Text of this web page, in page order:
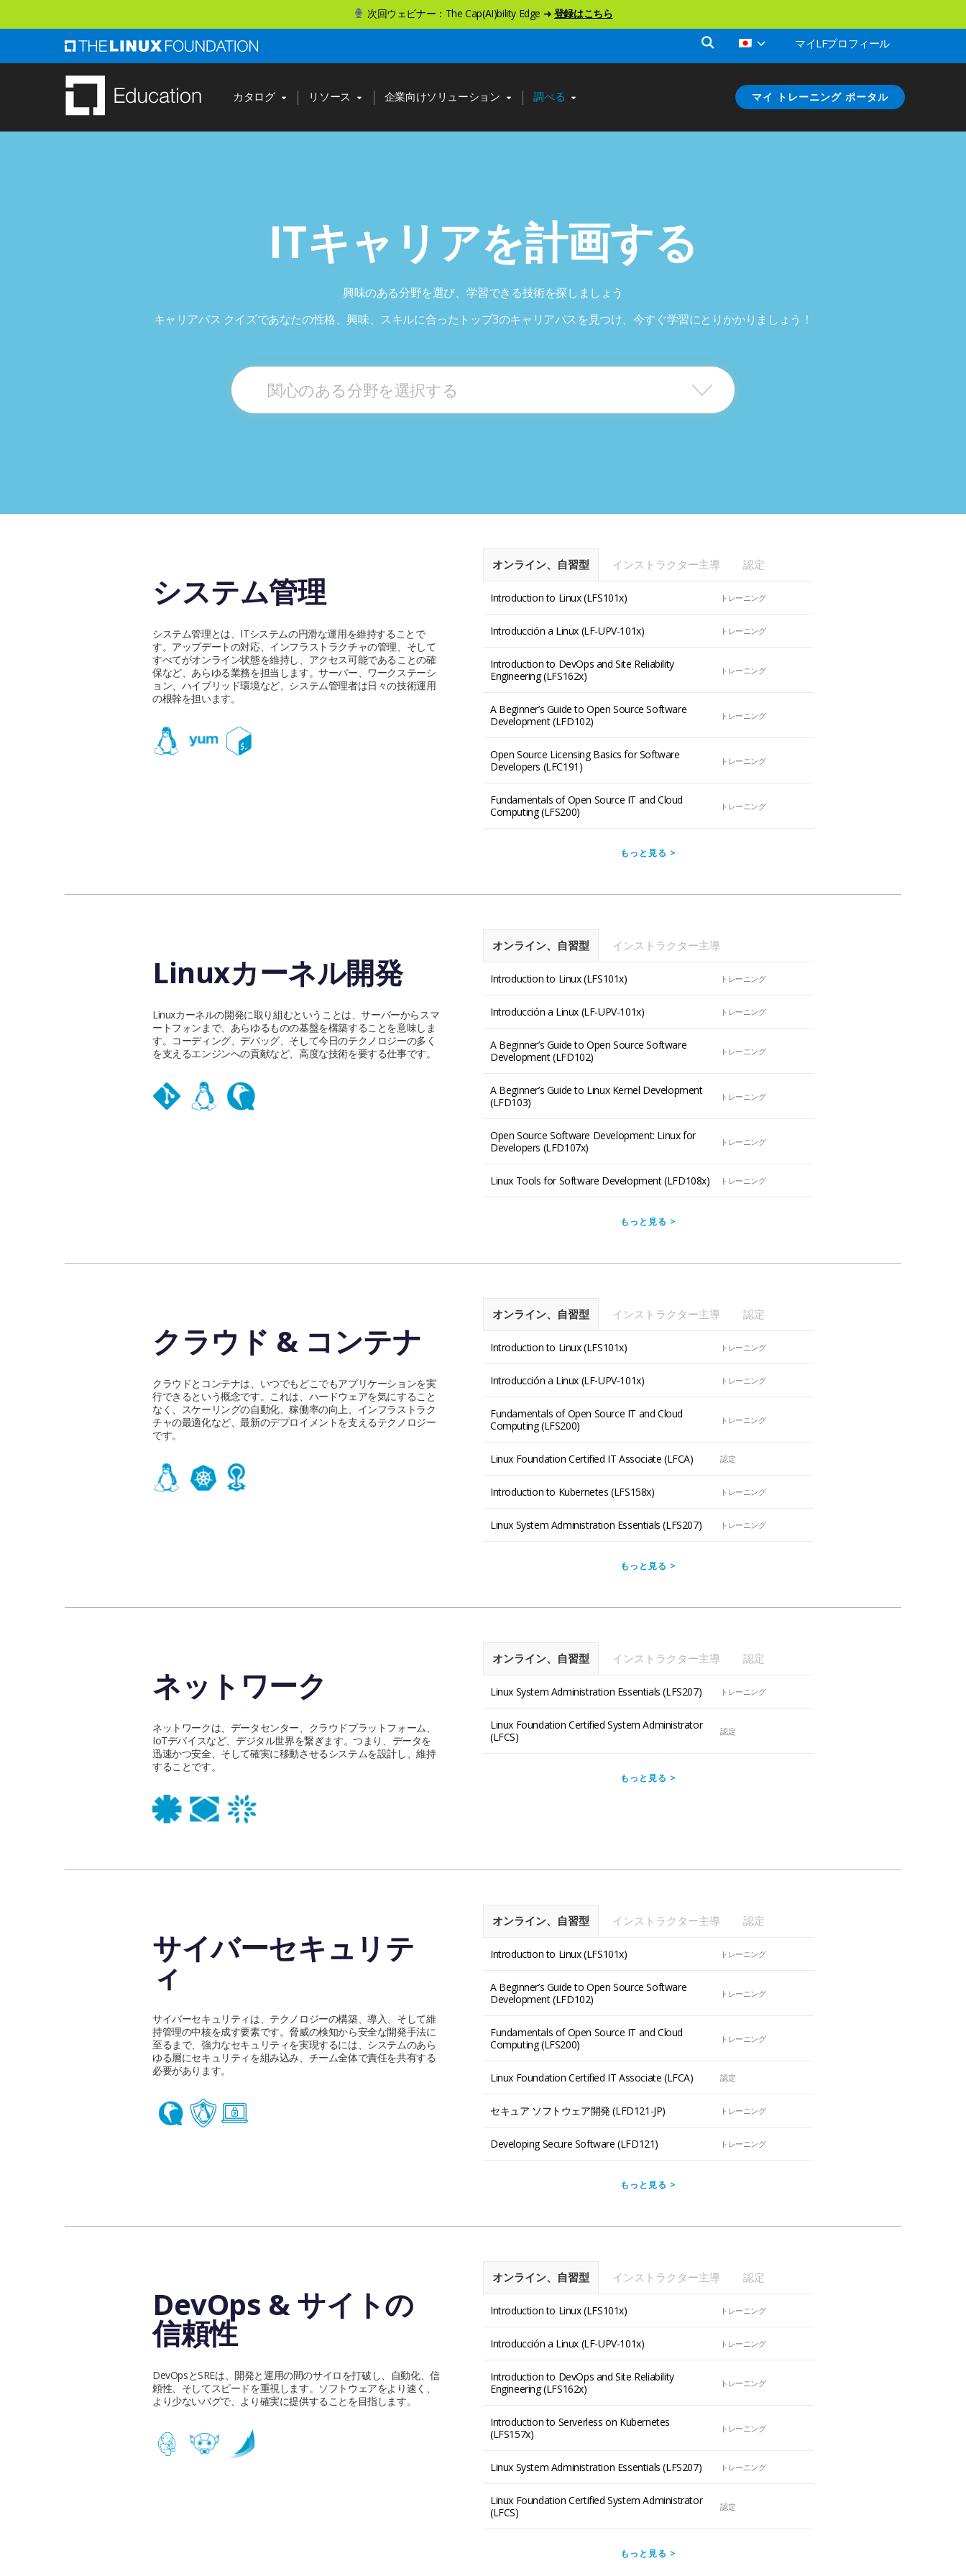
キ
次回ウェビナー：The Cap(AI)bility Edge ➜ 登録はこちら
カタログ リソース 企業向けソリューション 調べる
マイLFプロフィール
マイ トレーニング ポータル
ITキャリアを計画する
興味のある分野を選び、学習できる技術を探しましょう
キャリアパス クイズであなたの性格、興味、スキルに合ったトップ3のキャリアパスを見つけ、今すぐ学習にとりかかりましょう！
関心のある分野を選択する
システム管理
システム管理とは、ITシステムの円滑な運用を維持することで
す。アップデートの対応、インフラストラクチャの管理、そして
すべてがオンライン状態を維持し、アクセス可能であることの確
保など、あらゆる業務を担当します。サーバー、ワークステーシ
ョン、ハイブリッド環境など、システム管理者は日々の技術運用
の根幹を担います。
オンライン、自習型 インストラクター主導 認定
Introduction to Linux (LFS101x) トレーニング
Introducción a Linux (LF-UPV-101x) トレーニング
Introduction to DevOps and Site Reliability
Engineering (LFS162x)
トレーニング
A Beginner’s Guide to Open Source Software
Development (LFD102)
トレーニング
Open Source Licensing Basics for Software
Developers (LFC191)
トレーニング
Fundamentals of Open Source IT and Cloud
Computing (LFS200)
トレーニング
もっと見る >
Linuxカーネル開発
Linuxカーネルの開発に取り組むということは、サーバーからスマ
ートフォンまで、あらゆるものの基盤を構築することを意味しま
す。コーディング、デバッグ、そして今日のテクノロジーの多く
を支えるエンジンへの貢献など、高度な技術を要する仕事です。
オンライン、自習型 インストラクター主導
Introduction to Linux (LFS101x) トレーニング
Introducción a Linux (LF-UPV-101x) トレーニング
A Beginner’s Guide to Open Source Software
Development (LFD102)
トレーニング
A Beginner’s Guide to Linux Kernel Development
(LFD103)
トレーニング
Open Source Software Development: Linux for
Developers (LFD107x)
トレーニング
Linux Tools for Software Development (LFD108x) トレーニング
もっと見る >
クラウド & コンテナ
クラウドとコンテナは、いつでもどこでもアプリケーションを実
行できるという概念です。これは、ハードウェアを気にすること
なく、スケーリングの自動化、稼働率の向上、インフラストラク
チャの最適化など、最新のデプロイメントを支えるテクノロジー
です。
オンライン、自習型 インストラクター主導 認定
Introduction to Linux (LFS101x) トレーニング
Introducción a Linux (LF-UPV-101x) トレーニング
Fundamentals of Open Source IT and Cloud
Computing (LFS200)
トレーニング
Linux Foundation Certified IT Associate (LFCA) 認定
Introduction to Kubernetes (LFS158x) トレーニング
Linux System Administration Essentials (LFS207) トレーニング
もっと見る >
ネットワーク
ネットワークは、データセンター、クラウドプラットフォーム、
IoTデバイスなど、デジタル世界を繋ぎます。つまり、データを
迅速かつ安全、そして確実に移動させるシステムを設計し、維持
することです。
オンライン、自習型 インストラクター主導 認定
Linux System Administration Essentials (LFS207) トレーニング
Linux Foundation Certified System Administrator
(LFCS)
認定
もっと見る >
サイバーセキュリテ
ィ
サイバーセキュリティは、テクノロジーの構築、導入、そして維
持管理の中核を成す要素です。脅威の検知から安全な開発手法に
至るまで、強力なセキュリティを実現するには、システムのあら
ゆる層にセキュリティを組み込み、チーム全体で責任を共有する
必要があります。
オンライン、自習型 インストラクター主導 認定
Introduction to Linux (LFS101x) トレーニング
A Beginner’s Guide to Open Source Software
Development (LFD102)
トレーニング
Fundamentals of Open Source IT and Cloud
Computing (LFS200)
トレーニング
Linux Foundation Certified IT Associate (LFCA) 認定
セキュア ソフトウェア開発 (LFD121-JP) トレーニング
Developing Secure Software (LFD121) トレーニング
もっと見る >
DevOps & サイトの
信頼性
DevOpsとSREは、開発と運用の間のサイロを打破し、自動化、信
頼性、そしてスピードを重視します。ソフトウェアをより速く、
より少ないバグで、より確実に提供することを目指します。
オンライン、自習型 インストラクター主導 認定
Introduction to Linux (LFS101x) トレーニング
Introducción a Linux (LF-UPV-101x) トレーニング
Introduction to DevOps and Site Reliability
Engineering (LFS162x)
トレーニング
Introduction to Serverless on Kubernetes
(LFS157x)
トレーニング
Linux System Administration Essentials (LFS207) トレーニング
Linux Foundation Certified System Administrator
(LFCS)
認定
もっと見る >